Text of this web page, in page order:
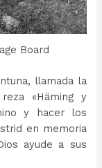
Board
llamada la
«Häming y
y hacer los
en memoria
ayude a sus